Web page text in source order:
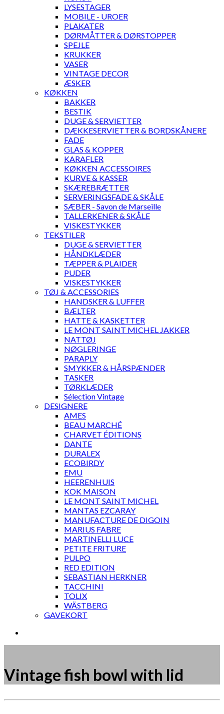
LYSESTAGER
MOBILE - UROER
PLAKATER
DØRMÅTTER & DØRSTOPPER
SPEJLE
KRUKKER
VASER
VINTAGE DECOR
ÆSKER
KØKKEN
BAKKER
BESTIK
DUGE & SERVIETTER
DÆKKESERVIETTER & BORDSKÅNERE
FADE
GLAS & KOPPER
KARAFLER
KØKKEN ACCESSOIRES
KURVE & KASSER
SKÆREBRÆTTER
SERVERINGSFADE & SKÅLE
SÆBER - Savon de Marseille
TALLERKENER & SKÅLE
VISKESTYKKER
TEKSTILER
DUGE & SERVIETTER
HÅNDKLÆDER
TÆPPER & PLAIDER
PUDER
VISKESTYKKER
TØJ & ACCESSORIES
HANDSKER & LUFFER
BÆLTER
HATTE & KASKETTER
LE MONT SAINT MICHEL JAKKER
NATTØJ
NØGLERINGE
PARAPLY
SMYKKER & HÅRSPÆNDER
TASKER
TØRKLÆDER
Sélection Vintage
DESIGNERE
AMES
BEAU MARCHÉ
CHARVET ÉDITIONS
DANTE
DURALEX
ECOBIRDY
EMU
HEERENHUIS
KOK MAISON
LE MONT SAINT MICHEL
MANTAS EZCARAY
MANUFACTURE DE DIGOIN
MARIUS FABRE
MARTINELLI LUCE
PETITE FRITURE
PULPO
RED EDITION
SEBASTIAN HERKNER
TACCHINI
TOLIX
WÄSTBERG
GAVEKORT
Vintage fish bowl with lid